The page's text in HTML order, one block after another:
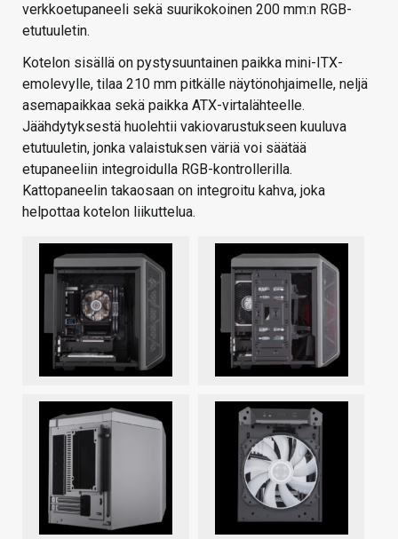
verkkoetupaneeli sekä suurikokoinen 200 mm:n RGB-
etutuuletin.
Kotelon sisällä on pystysuuntainen paikka mini-ITX-
emolevylle, tilaa 210 mm pitkälle näytönohjaimelle, neljä
asemapaikkaa sekä paikka ATX-virtalähteelle.
Jäähdytyksestä huolehtii vakiovarustukseen kuuluva
etutuuletin, jonka valaistuksen väriä voi säätää
etupaneeliin integroidulla RGB-kontrollerilla.
Kattopaneelin takaosaan on integroitu kahva, joka
helpottaa kotelon liikuttelua.